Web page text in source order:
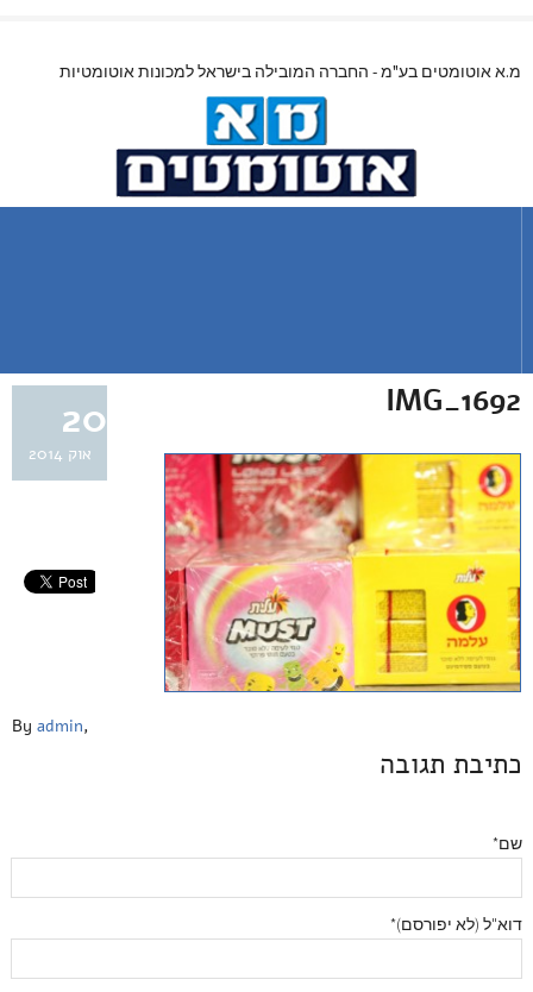
מ.א אוטומטים בע"מ - החברה המובילה בישראל למכונות אוטומטיות
20
אוק 2014
IMG_1692
By admin,
כתיבת תגובה
שם*
דוא"ל (לא יפורסם)*